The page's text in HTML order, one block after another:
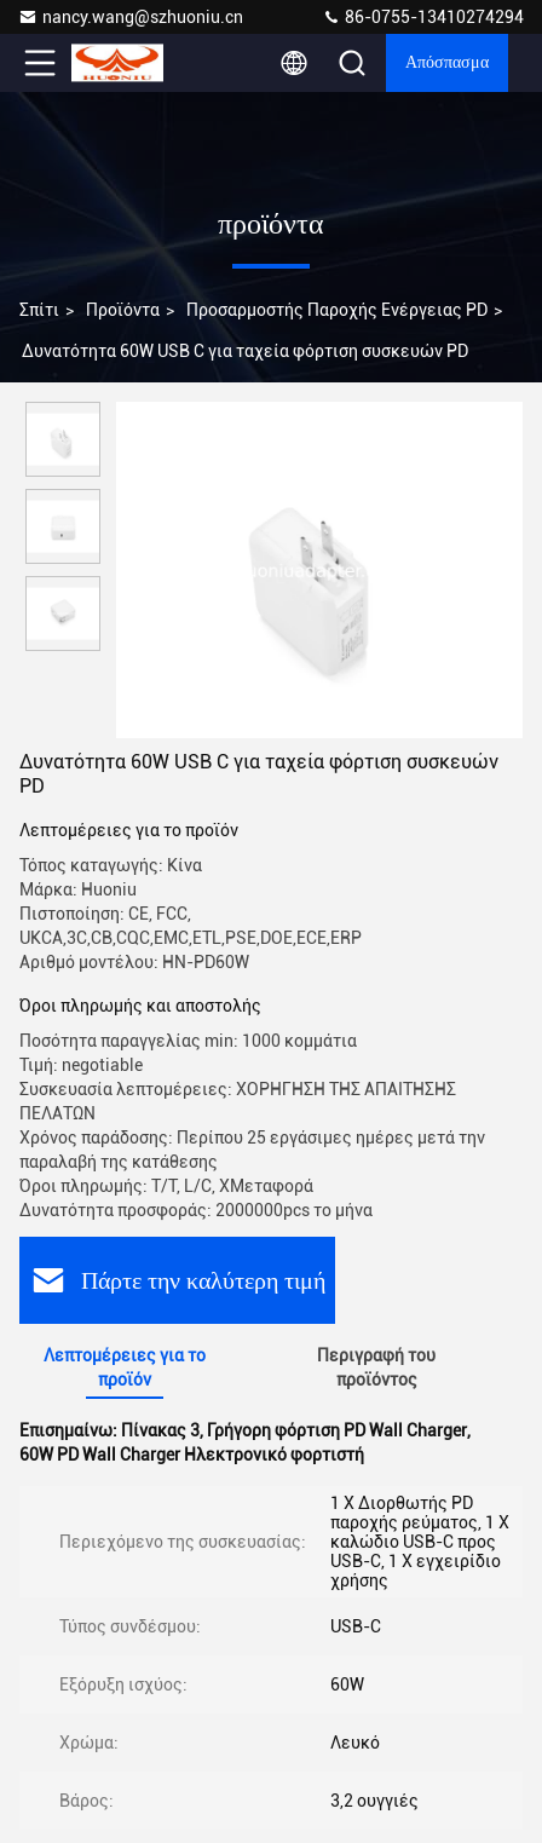
nancy.wang@szhuoniu.cn 86-0755-13410274294
Απόσπασμα
προϊόντα
Σπίτι > Προϊόντα > Προσαρμοστής Παροχής Ενέργειας PD >
Δυνατότητα 60W USB C για ταχεία φόρτιση συσκευών PD
Δυνατότητα 60W USB C για ταχεία φόρτιση συσκευών
PD
Λεπτομέρειες για το προϊόν
Τόπος καταγωγής: Κίνα
Μάρκα: Huoniu
Πιστοποίηση: CE, FCC,
UKCA,3C,CB,CQC,EMC,ETL,PSE,DOE,ECE,ERP
Αριθμό μοντέλου: HN-PD60W
Όροι πληρωμής και αποστολής
Ποσότητα παραγγελίας min: 1000 κομμάτια
Τιμή: negotiable
Συσκευασία λεπτομέρειες: ΧΟΡΗΓΗΣΗ ΤΗΣ ΑΠΑΙΤΗΣΗΣ
ΠΕΛΑΤΩΝ
Χρόνος παράδοσης: Περίπου 25 εργάσιμες ημέρες μετά την
παραλαβή της κατάθεσης
Όροι πληρωμής: Τ/Τ, L/C, XΜεταφορά
Δυνατότητα προσφοράς: 2000000pcs το μήνα
Πάρτε την καλύτερη τιμή
Λεπτομέρειες για το
προϊόν
Περιγραφή του
προϊόντος
Επισημαίνω: Πίνακας 3, Γρήγορη φόρτιση PD Wall Charger,
60W PD Wall Charger Ηλεκτρονικό φορτιστή
Περιεχόμενο της συσκευασίας:
1 X Διορθωτής PD
παροχής ρεύματος, 1 X
καλώδιο USB-C προς
USB-C, 1 X εγχειρίδιο
χρήσης
Τύπος συνδέσμου: USB-C
Εξόρυξη ισχύος: 60W
Χρώμα: Λευκό
Βάρος: 3,2 ουγγιές